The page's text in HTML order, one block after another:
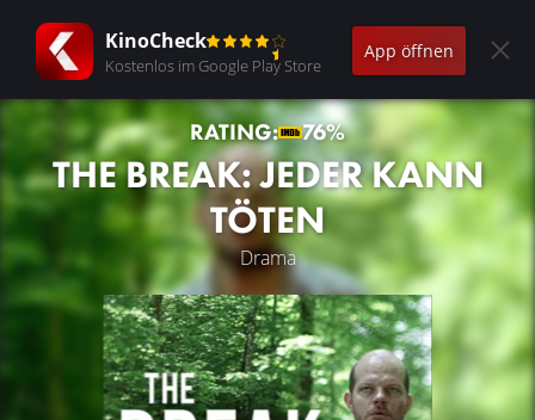
KinoCheck
Kostenlos im Google Play Store
App öffnen
RATING: 76%
THE BREAK: JEDER KANN
TÖTEN
Drama